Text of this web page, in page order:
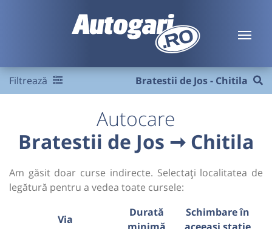
Filtrează Bratestii de Jos - Chitila
Autocare
Bratestii de Jos ➞ Chitila
Am găsit doar curse indirecte. Selectați localitatea de
legătură pentru a vedea toate cursele:
Via
Durată
Schimbare în